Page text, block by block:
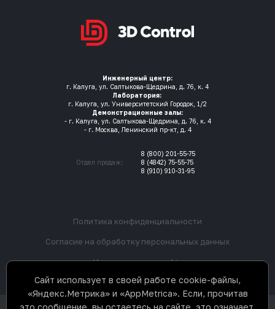
Инженерный центр:
г. Калуга, ул. Салтыкова-Щедрина, д. 76, к. 4
Лаборатория:
г. Калуга, ул. Университетский Городок, 1/2
Демонстрационные залы:
- г. Калуга, ул. Салтыкова-Щедрина, д. 76, к. 4
- г. Москва, Ленинский пр-кт, д. 4
Отдел продаж:
8 (800) 201-55-75
8 (4842) 75-55-75
8 (910) 910-31-95
Политика конфиденциальности
Согласие на обработку персональных данных
Использование cookie
Сайт использует в своей работе cookie-файлы,
«Яндекс.Метрика» и «AppMetrica». Если, прочитав
это сообщение, вы остаетесь на сайте, это означает,